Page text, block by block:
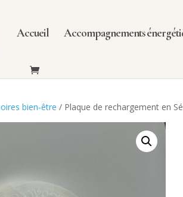
Accueil Accompagnements
bien-être / Plaque de rechargement en